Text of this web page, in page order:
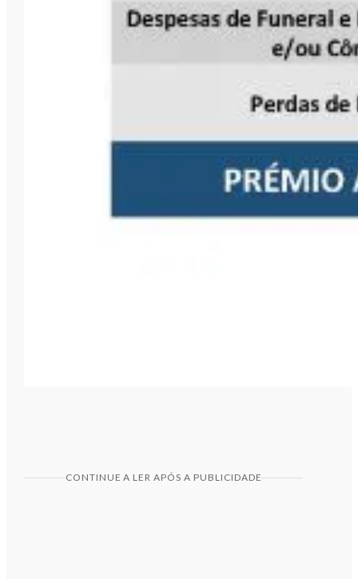
CONTINUE A LER APÓS A PUBLICIDADE